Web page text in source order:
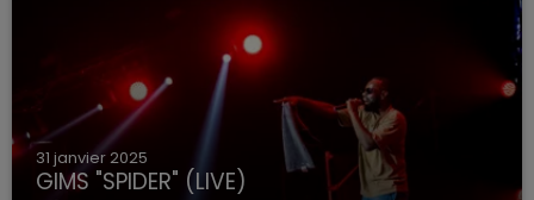
31 janvier 2025
GIMS "SPIDER" (LIVE)